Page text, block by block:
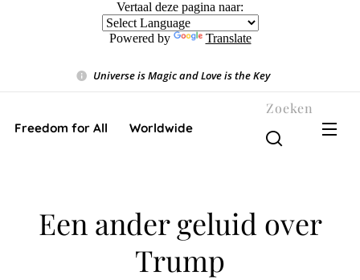
Vertaal deze pagina naar:
Powered by Translate
Universe is Magic and Love is the Key❤️
Freedom for All ❤️ Worldwide
Zoeken
Een ander geluid over
Trump